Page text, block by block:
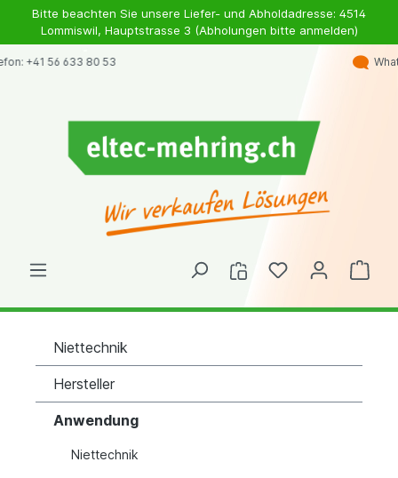
Bitte beachten Sie unsere Liefer- und Abholdadresse: 4514
Lommiswil, Hauptstrasse 3 (Abholungen bitte anmelden)
Niettechnik
Hersteller
Anwendung
Niettechnik